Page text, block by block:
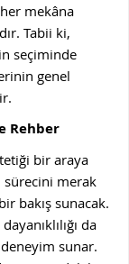
mekâna
Tabii ki,
seçiminde
genel
Rehber
bir araya
sürecini merak
bakış sunacak.
da
sunar.